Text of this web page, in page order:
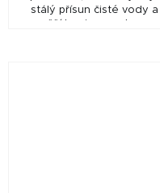
stálý přísun čisté vody a